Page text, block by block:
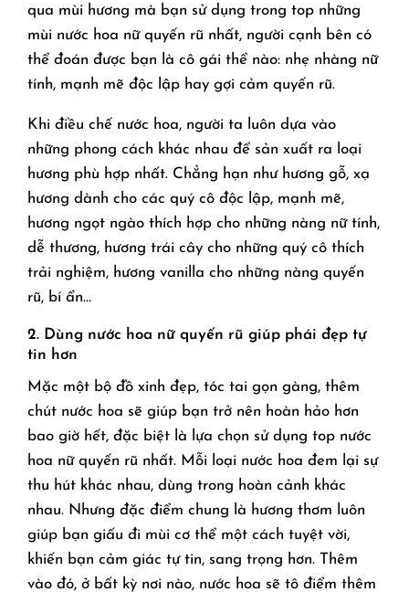
qua mùi hương mà bạn sử dụng trong top những
mùi nước hoa nữ quyến rũ nhất, người cạnh bên có
thể đoán được bạn là cô gái thể nào: nhẹ nhàng nữ
tính, mạnh mẽ độc lập hay gợi cảm quyến rũ.
Khi điều chế nước hoa, người ta luôn dựa vào
những phong cách khác nhau để sản xuất ra loại
hương phù hợp nhất. Chẳng hạn như hương gỗ, xạ
hương dành cho các quý cô độc lập, mạnh mẽ,
hương ngọt ngào thích hợp cho những nàng nữ tính,
dễ thương, hương trái cây cho những quý cô thích
trải nghiệm, hương vanilla cho những nàng quyến
rũ, bí ẩn…
2. Dùng nước hoa nữ quyến rũ giúp phái đẹp tự
tin hơn
Mặc một bộ đồ xinh đẹp, tóc tai gọn gàng, thêm
chút nước hoa sẽ giúp bạn trở nên hoàn hảo hơn
bao giờ hết, đặc biệt là lựa chọn sử dụng top nước
hoa nữ quyến rũ nhất. Mỗi loại nước hoa đem lại sự
thu hút khác nhau, dùng trong hoàn cảnh khác
nhau. Nhưng đặc điểm chung là hương thơm luôn
giúp bạn giấu đi mùi cơ thể một cách tuyệt vời,
khiến bạn cảm giác tự tin, sang trọng hơn. Thêm
vào đó, ở bất kỳ nơi nào, nước hoa sẽ tô điểm thêm